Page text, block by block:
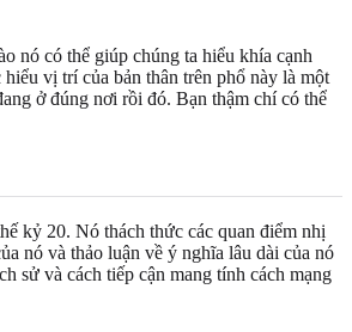
nó có thể giúp chúng ta hiểu khía cạnh
vị trí của bản thân trên phổ này là một
ở đúng nơi rồi đó. Bạn thậm chí có thể
kỷ 20. Nó thách thức các quan điểm nhị
nó và thảo luận về ý nghĩa lâu dài của nó
sử và cách tiếp cận mang tính cách mạng